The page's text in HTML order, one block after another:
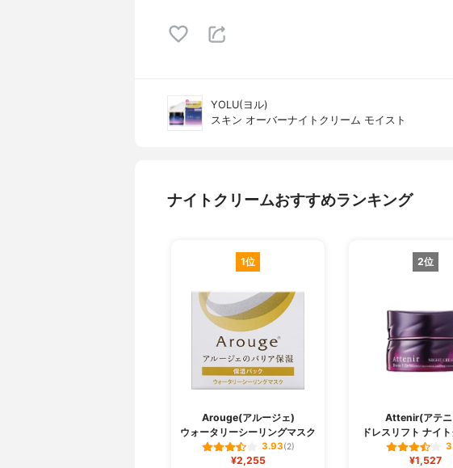
YOLU(ヨル)
スキン オーバーナイトクリーム モイスト
ナイトクリームおすすめランキング
1位
Arouge(アルージェ)
ウォータリーシーリングマスク
3.93(2)
¥2,255
2位
Attenir(アテニ
ドレスリフト ナイ
¥1,527